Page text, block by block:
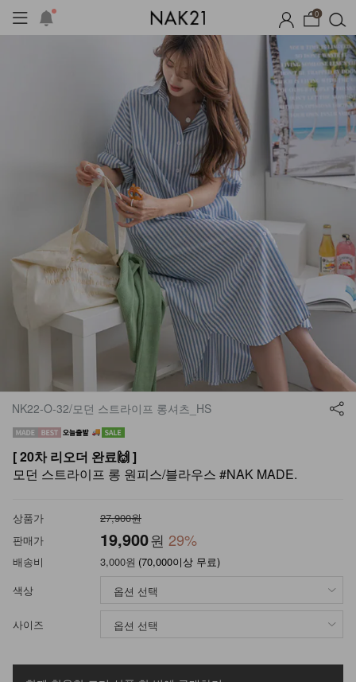
0
제작 여름 잠옷 장마템 기획전 오늘출발
NK22-O-32/모던 스트라이프 롱셔츠_HS
[ 20차 리오더 완료🙌 ]
모던 스트라이프 롱 원피스/블라우스 #NAK MADE.
상품가
27,900원
판매가
19,900원 29%
배송비 3,000원 (70,000이상 무료)
색상
사이즈